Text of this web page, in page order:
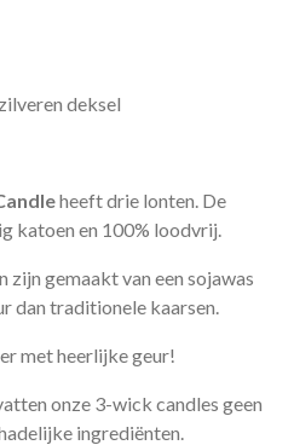
deksel
heeft drie lonten. De
katoen en 100% loodvrij.
gemaakt van een sojawas
dan traditionele kaarsen.
met heerlijke geur!
onze 3-wick candles geen
ingrediënten.